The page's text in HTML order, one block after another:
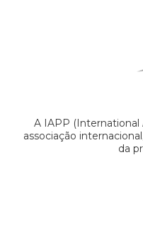
A IAPP (International
associação
da